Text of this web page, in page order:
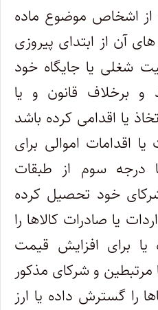
اشخاص موضوع ماده
‌های آن از ابتدای پیروزی
شغلی یا جایگاه خود
و برخلاف قانون و یا
یا اقدامی کرده باشد
اقدامات اموالی برای
درجه سوم از طبقات
خود تحصیل کرده
یا صادرات کالاها را
برای افزایش قیمت
و شرکای مذکور
را گسترش داده یا ارز